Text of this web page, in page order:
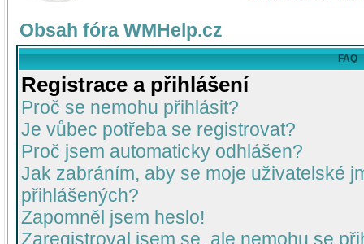
Obsah fóra WMHelp.cz
FAQ
Registrace a přihlášení
Proč se nemohu přihlásit?
Je vůbec potřeba se registrovat?
Proč jsem automaticky odhlášen?
Jak zabráním, aby se moje uživatelské
přihlášených?
Zapomněl jsem heslo!
Zaregistroval jsem se, ale nemohu se